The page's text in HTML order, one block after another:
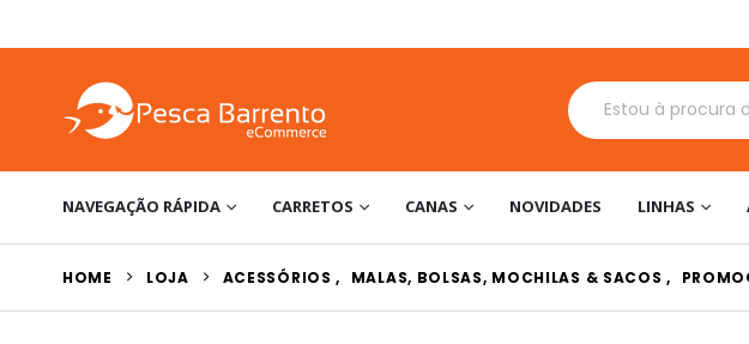
NAVEGAÇÃO RÁPIDA CARRETOS CANAS NOVIDADES LINHAS
HOME LOJA ACESSÓRIOS , MALAS, BOLSAS, MOCHILAS & SACOS ,